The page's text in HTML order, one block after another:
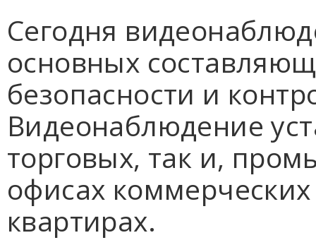
Сегодня
основных
безопасности и
Видеонаблюдение
торговых, так и,
офисах
квартирах.